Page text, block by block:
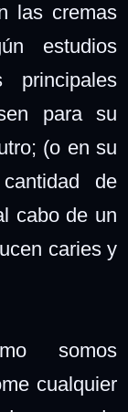
las cremas
estudios
para su
(o en su
de
cabo de un
caries y
somos
cualquier